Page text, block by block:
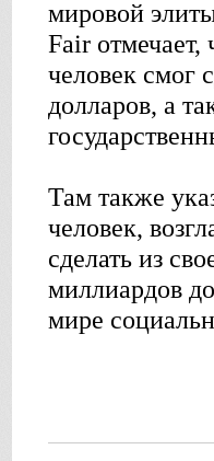
мировой
Fair отмечает,
человек смог
долларов, а
Там также
человек,
сделать из
миллиардов
мире